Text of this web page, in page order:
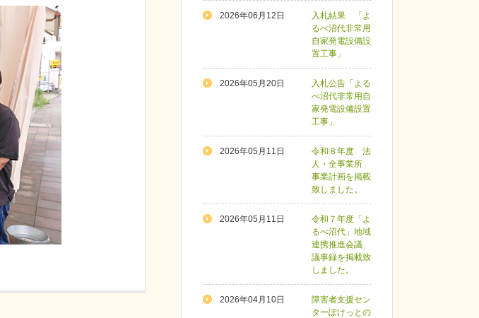
2026年06月12日
入札結果 「よ
るべ沼代非常用
自家発電設備設
置工事」
2026年05月20日
入札公告「よる
べ沼代非常用自
家発電設備設置
工事」
2026年05月11日
令和８年度 法
人・全事業所
事業計画を掲載
致しました。
2026年05月11日
令和７年度「よ
るべ沼代」地域
連携推進会議
議事録を掲載致
しました。
2026年04月10日
障害者支援セン
ターぽけっとの